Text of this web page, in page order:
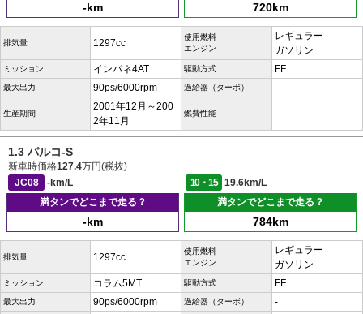
-km 720km
排気量 1297cc
使用燃料
エンジン
レギュラー
ガソリン
ミッション インパネ4AT 駆動方式 FF
最大出力 90ps/6000rpm 過給器（ターボ） -
生産期間
2001年12月～200
2年11月
燃費性能 -
1.3 パルコ-S
新車時価格127.4万円(税抜)
JC08
-km/L 10・15
19.6km/L
満タンでどこまで走る？
-km
満タンでどこまで走る？
784km
排気量 1297cc
使用燃料
エンジン
レギュラー
ガソリン
ミッション コラム5MT 駆動方式 FF
最大出力 90ps/6000rpm 過給器（ターボ） -